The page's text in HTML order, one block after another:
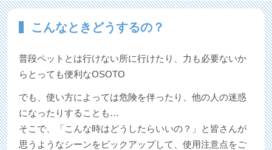
こんなときどうするの？
普段ペットとは行けない所に行けたり、力も必要ないか
らとっても便利なOSOTO
でも、使い方によっては危険を伴ったり、他の人の迷惑
になったりすることも…
そこで、「こんな時はどうしたらいいの？」と皆さんが
思うようなシーンをピックアップして、使用注意点をご